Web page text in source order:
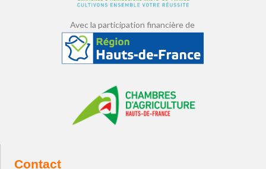
Avec la participation financière de
Contact